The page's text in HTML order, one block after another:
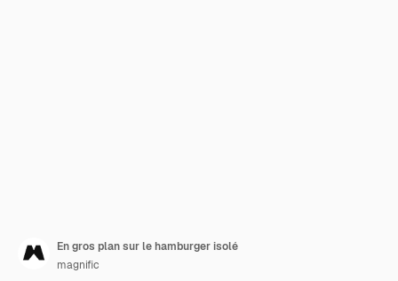
En gros plan sur le hamburger isolé
magnific